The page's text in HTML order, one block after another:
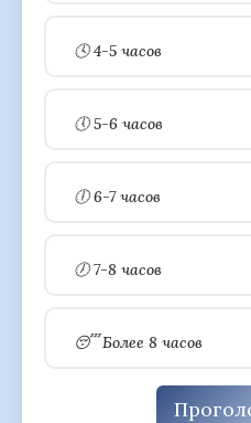
🕓 4-5 часов
🕔 5-6 часов
🕕 6-7 часов
🕖 7-8 часов
😴 Более 8 часов